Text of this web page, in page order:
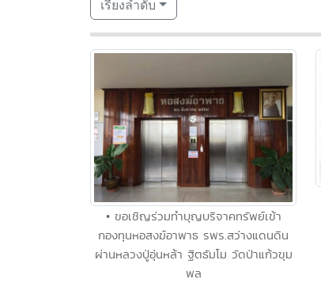
เรียงลำดับ
• ขอเชิญร่วมทำบุญบริจาคทรัพย์เข้า
กองทุนหอสงฆ์อาพาธ รพร.สว่างแดนดิน
ผ่านหลวงปู่อุ่นหล้า ฐิตธัมโม วัดป่าแก้วขุม
พล